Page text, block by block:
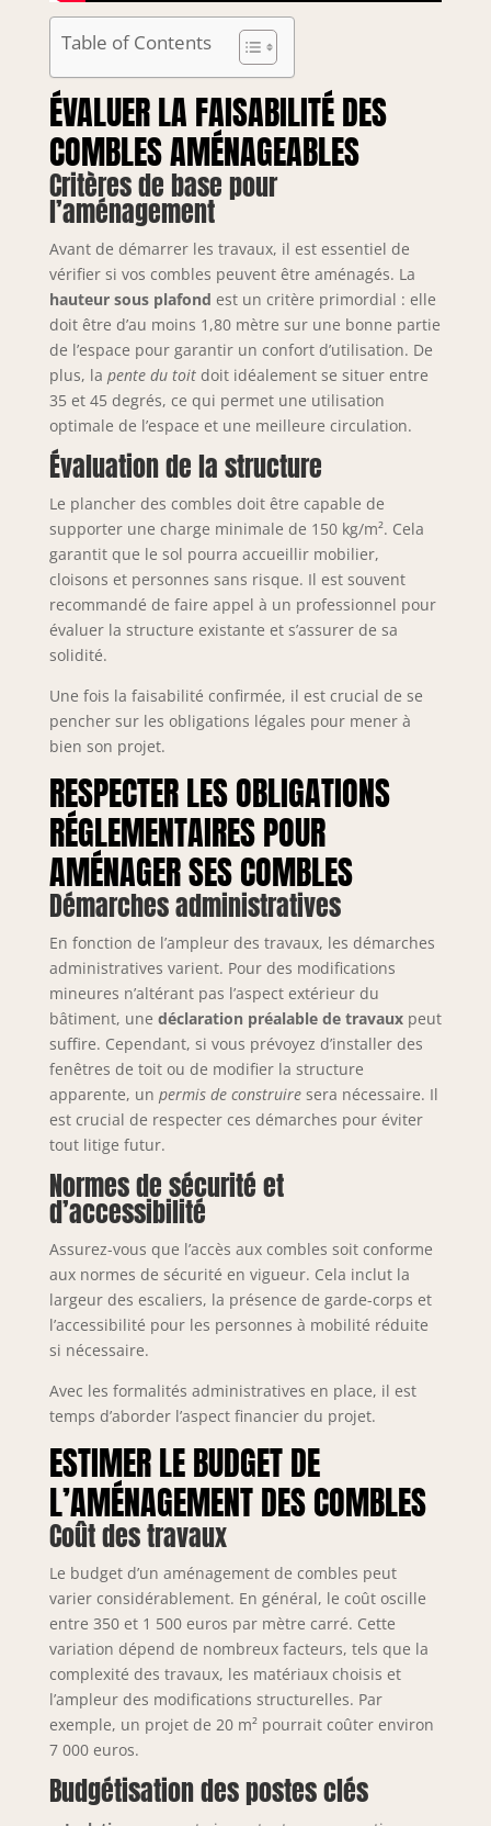
Table of Contents
ÉVALUER LA FAISABILITÉ DES
COMBLES AMÉNAGEABLES
Critères de base pour
l’aménagement
Avant de démarrer les travaux, il est essentiel de
vérifier si vos combles peuvent être aménagés. La
hauteur sous plafond est un critère primordial : elle
doit être d’au moins 1,80 mètre sur une bonne partie
de l’espace pour garantir un confort d’utilisation. De
plus, la pente du toitdoit idéalement se situer entre
35 et 45 degrés, ce qui permet une utilisation
optimale de l’espace et une meilleure circulation.
Évaluation de la structure
Le plancher des combles doit être capable de
supporter une charge minimale de 150 kg/m². Cela
garantit que le sol pourra accueillir mobilier,
cloisons et personnes sans risque. Il est souvent
recommandé de faire appel à un professionnel pour
évaluer la structure existante et s’assurer de sa
solidité.
Une fois la faisabilité confirmée, il est crucial de se
pencher sur les obligations légales pour mener à
bien son projet.
RESPECTER LES OBLIGATIONS
RÉGLEMENTAIRES POUR
AMÉNAGER SES COMBLES
Démarches administratives
En fonction de l’ampleur des travaux, les démarches
administratives varient. Pour des modifications
mineures n’altérant pas l’aspect extérieur du
bâtiment, une déclaration préalable de travauxpeut
suffire. Cependant, si vous prévoyez d’installer des
fenêtres de toit ou de modifier la structure
apparente, un permis de construiresera nécessaire. Il
est crucial de respecter ces démarches pour éviter
tout litige futur.
Normes de sécurité et
d’accessibilité
Assurez-vous que l’accès aux combles soit conforme
aux normes de sécurité en vigueur. Cela inclut la
largeur des escaliers, la présence de garde-corps et
l’accessibilité pour les personnes à mobilité réduite
si nécessaire.
Avec les formalités administratives en place, il est
temps d’aborder l’aspect financier du projet.
ESTIMER LE BUDGET DE
L’AMÉNAGEMENT DES COMBLES
Coût des travaux
Le budget d’un aménagement de combles peut
varier considérablement. En général, le coût oscille
entre 350 et 1 500 euros par mètre carré. Cette
variation dépend de nombreux facteurs, tels que la
complexité des travaux, les matériaux choisis et
l’ampleur des modifications structurelles. Par
exemple, un projet de 20 m² pourrait coûter environ
7 000 euros.
Budgétisation des postes clés